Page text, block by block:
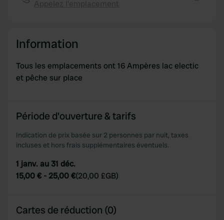
provided to them or that they’ve collected from your use
Information
Tous les emplacements ont 16 Ampères lac electic
et pêche sur place
Période d'ouverture & tarifs
Indication de prix basée sur 2 personnes par nuit, taxes
incluses et hors frais supplémentaires éventuels.
1 janv. au 31 déc.
15,00 € - 25,00 €(20,00 £GB)
Cartes de réduction (0)